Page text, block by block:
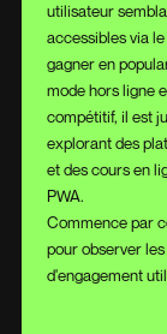
utilisateur
accessibles via
gagner en
mode hors ligne
compétitif, il est
explorant des
et des cours en
PWA.
Commence par
pour observer
d'engagement